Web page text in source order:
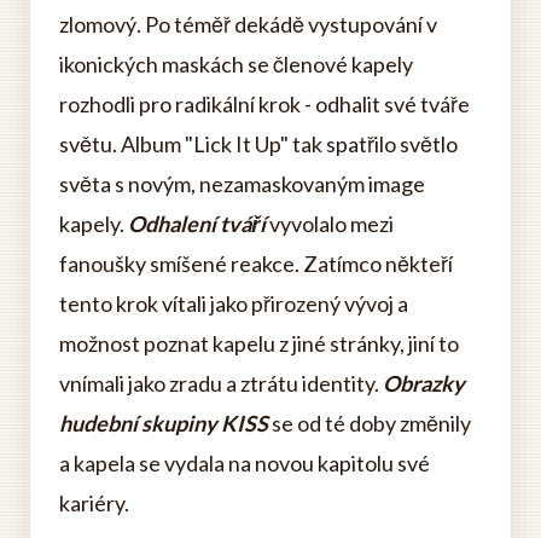
zlomový. Po téměř dekádě vystupování v
ikonických maskách se členové kapely
rozhodli pro radikální krok - odhalit své tváře
světu. Album "Lick It Up" tak spatřilo světlo
světa s novým, nezamaskovaným image
kapely. Odhalení tvářívyvolalo mezi
fanoušky smíšené reakce. Zatímco někteří
tento krok vítali jako přirozený vývoj a
možnost poznat kapelu z jiné stránky, jiní to
vnímali jako zradu a ztrátu identity. Obrazky
hudební skupiny KISSse od té doby změnily
a kapela se vydala na novou kapitolu své
kariéry.